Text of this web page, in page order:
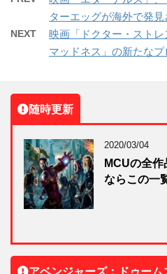
ターエッグが海外で発見
NEXT
映画「ドクター・ストレ
マッドネス」の新たな
随時更新
2020/03/04
MCUの全
ならこの一
アベンジャーズ：ドゥーム